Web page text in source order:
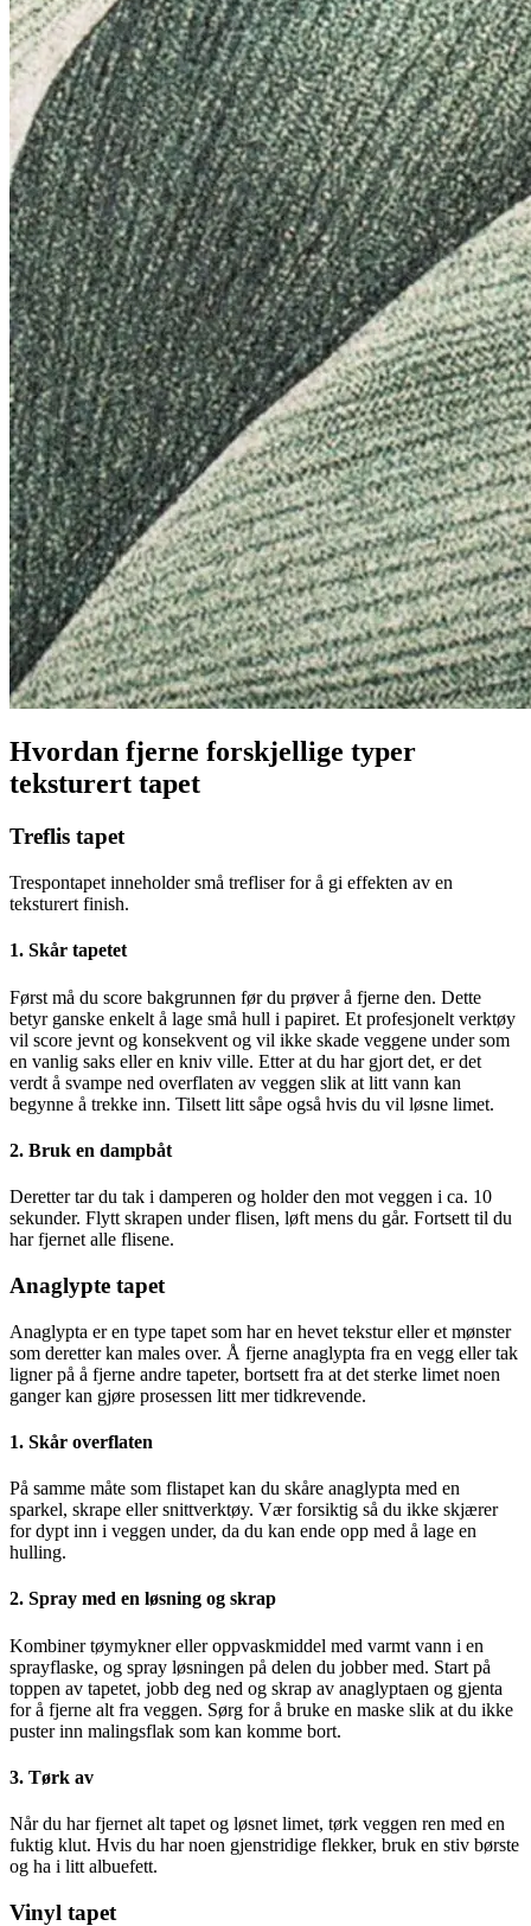
Hvordan fjerne forskjellige typer
teksturert tapet
Treflis tapet
Trespontapet inneholder små trefliser for å gi effekten av en
teksturert finish.
1. Skår tapetet
Først må du score bakgrunnen før du prøver å fjerne den. Dette
betyr ganske enkelt å lage små hull i papiret. Et profesjonelt verktøy
vil score jevnt og konsekvent og vil ikke skade veggene under som
en vanlig saks eller en kniv ville. Etter at du har gjort det, er det
verdt å svampe ned overflaten av veggen slik at litt vann kan
begynne å trekke inn. Tilsett litt såpe også hvis du vil løsne limet.
2. Bruk en dampbåt
Deretter tar du tak i damperen og holder den mot veggen i ca. 10
sekunder. Flytt skrapen under flisen, løft mens du går. Fortsett til du
har fjernet alle flisene.
Anaglypte tapet
Anaglypta er en type tapet som har en hevet tekstur eller et mønster
som deretter kan males over. Å fjerne anaglypta fra en vegg eller tak
ligner på å fjerne andre tapeter, bortsett fra at det sterke limet noen
ganger kan gjøre prosessen litt mer tidkrevende.
1. Skår overflaten
På samme måte som flistapet kan du skåre anaglypta med en
sparkel, skrape eller snittverktøy. Vær forsiktig så du ikke skjærer
for dypt inn i veggen under, da du kan ende opp med å lage en
hulling.
2. Spray med en løsning og skrap
Kombiner tøymykner eller oppvaskmiddel med varmt vann i en
sprayflaske, og spray løsningen på delen du jobber med. Start på
toppen av tapetet, jobb deg ned og skrap av anaglyptaen og gjenta
for å fjerne alt fra veggen. Sørg for å bruke en maske slik at du ikke
puster inn malingsflak som kan komme bort.
3. Tørk av
Når du har fjernet alt tapet og løsnet limet, tørk veggen ren med en
fuktig klut. Hvis du har noen gjenstridige flekker, bruk en stiv børste
og ha i litt albuefett.
Vinyl tapet